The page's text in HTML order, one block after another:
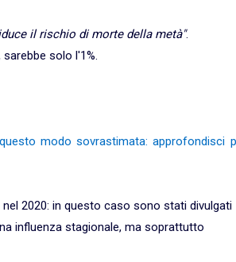
il rischio di morte della metà".
solo l'1%.
modo sovrastimata: approfondisci
2020: in questo caso sono stati divulgati
influenza stagionale, ma soprattutto